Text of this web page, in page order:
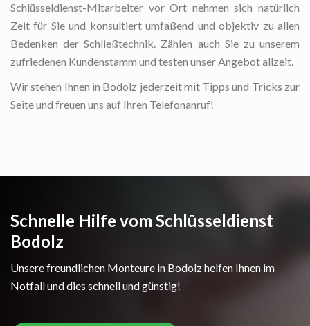
Schlüsseldienst-Mitarbeiter vor Ort nehmen sich natürlich
Zeit für Sie und konsultiert umfaßend und objektiv zu allen
Bedenken der Schließtechnik. Zählen auch Sie zu unserem
zufriedenen Kundenstamm und testen unser Angebot allzeit.
Wir stehen Ihnen in Bodolz jederzeit mit Tipps und Tricks zur
Seite und freuen uns auf Ihren Telefonanruf!
Schnelle Hilfe vom Schlüsseldienst
Bodolz
Unsere freundlichen Monteure in Bodolz helfen Ihnen im
Notfall und dies schnell und günstig!